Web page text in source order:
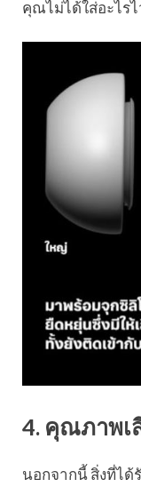
คุณไม่ได้ใส่อะไร
4. คุณภาพเ
นอกจากนี้ สิ่งที่ไ